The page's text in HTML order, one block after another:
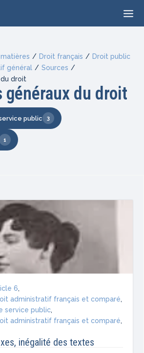
/ Droit français / Droit public
général / Sources /
du droit
généraux du droit
public 3
1
6,
administratif français et comparé,
service public,
administratif français et comparé,
inégalité des textes